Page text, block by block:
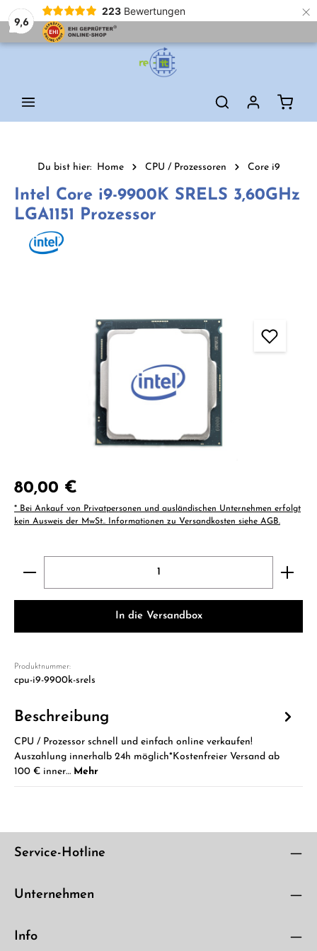
9,6
223 Bewertungen ×
Du bist hier: Home CPU / Prozessoren Core i9
Intel Core i9-9900K SRELS 3,60GHz
LGA1151 Prozessor
Regulärer Preis:
80,00 €
* Bei Ankauf von Privatpersonen und ausländischen Unternehmen erfolgt
kein Ausweis der MwSt.. Informationen zu Versandkosten siehe AGB.
Produkt Anzahl: Gib den gewünschten Wert ein
In die Versandbox
Produktnummer:
cpu-i9-9900k-srels
Beschreibung
CPU / Prozessor schnell und einfach online verkaufen!
Auszahlung innerhalb 24h möglich*Kostenfreier Versand ab
100 € inner… Mehr
Service-Hotline
Unternehmen
Info